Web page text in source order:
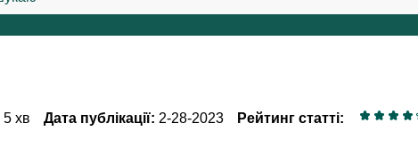
5 хв Дата публікації: 2-28-2023 Рейтинг статті: